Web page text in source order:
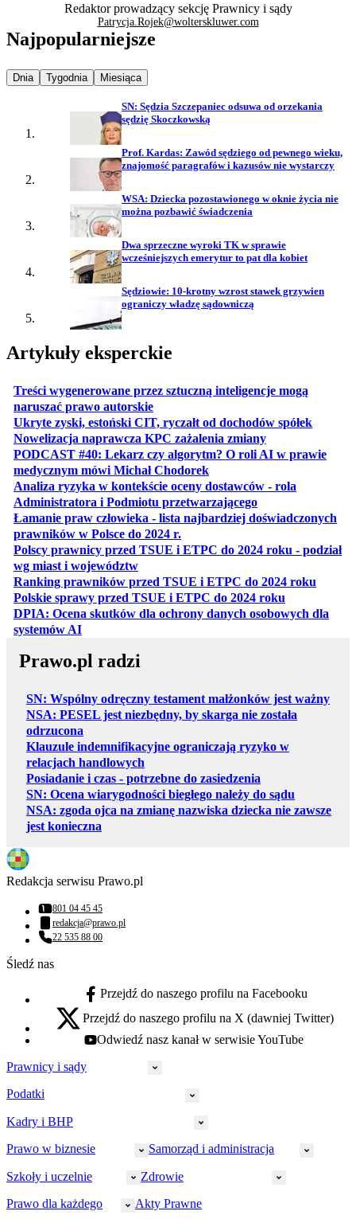
Redaktor prowadzący sekcję Prawnicy i sądy
Patrycja.Rojek@wolterskluwer.com
Najpopularniejsze
Najpopularniejsze wiadomości z
Dnia Najpopularniejsze wiadomości z
Tygodnia Najpopularniejsze wiadomości z
Miesiąca
SN: Sędzia Szczepaniec odsuwa od orzekania
sędzię Skoczkowską
Prof. Kardas: Zawód sędziego od pewnego wieku,
znajomość paragrafów i kazusów nie wystarczy
WSA: Dziecka pozostawionego w oknie życia nie
można pozbawić świadczenia
Dwa sprzeczne wyroki TK w sprawie
wcześniejszych emerytur to pat dla kobiet
Sędziowie: 10-krotny wzrost stawek grzywien
ograniczy władzę sądowniczą
Artykuły eksperckie
Treści wygenerowane przez sztuczną inteligencje mogą
naruszać prawo autorskieotwiera się w nowej karcie
Ukryte zyski, estoński CIT, ryczałt od dochodów spółekotwiera
Nowelizacja naprawcza KPC zażalenia zmianyotwiera się w
PODCAST #40: Lekarz czy algorytm? O roli AI w prawie
medycznym mówi Michał Chodorekotwiera się w nowej karcie
Analiza ryzyka w kontekście oceny dostawców - rola
Administratora i Podmiotu przetwarzającegootwiera się w
Łamanie praw człowieka - lista najbardziej doświadczonych
prawników w Polsce do 2024 r.
Polscy prawnicy przed TSUE i ETPC do 2024 roku - podział
wg miast i województwotwiera się w nowej karcie
Ranking prawników przed TSUE i ETPC do 2024 roku
Polskie sprawy przed TSUE i ETPC do 2024 roku
DPIA: Ocena skutków dla ochrony danych osobowych dla
systemów AIotwiera się w nowej karcie
Prawo.pl radzi
SN: Wspólny odręczny testament małżonków jest ważny
NSA: PESEL jest niezbędny, by skarga nie została
odrzucona
Klauzule indemnifikacyjne ograniczają ryzyko w
relacjach handlowych
Posiadanie i czas - potrzebne do zasiedzenia
SN: Ocena wiarygodności biegłego należy do sądu
NSA: zgoda ojca na zmianę nazwiska dziecka nie zawsze
jest konieczna
Redakcja serwisu Prawo.pl
Numer telefonu:
801 04 45 45
Adres email:
redakcja@prawo.pl
Numer telefonu:
22 535 88 00
Śledź nas
facebook - otwiera się w nowej karcie
Przejdź do naszego profilu na Facebooku
x - otwiera się w nowej karcie
Przejdź do naszego profilu na X (dawniej Twitter)
youtube - otwiera się w nowej karcie
Odwiedź nasz kanał w serwisie YouTube
Prawnicy i sądy
Prawnicy
Policja
Strefa aplikanta
Sędziowie
Podatki
CIT
Akcyza
Rachunkowość
Kadry i BHP
HR
Ubezpieczenia społeczne
Prawo w biznesie
Małe i średnie firmy
Samorząd i administracja
Bezpieczeństwo publiczne
Szkoły i uczelnie Zdrowie
Prawo dla każdego Akty Prawne